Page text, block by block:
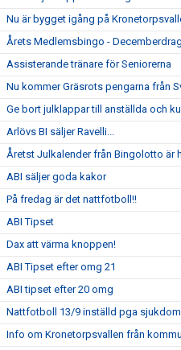
Nu är bygget igång på
Årets Medlemsbingo -
Assisterande tränare för Seniorerna
Nu kommer Gräsrots pengarna från
Ge bort julklappar till anställda och
Arlövs BI säljer Ravelli...
Åretst Julkalender från Bingolotto är
ABI säljer goda kakor
På fredag är det nattfotboll!!
ABI Tipset
Dax att värma knoppen!
ABI Tipset efter omg 21
ABI tipset efter 20 omg
Nattfotboll 13/9 inställd pga sjukdom
Info om Kronetorpsvallen från